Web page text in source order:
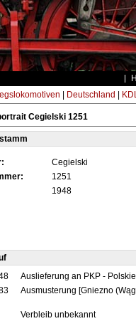
Deutschland
Cegielski 1251
Cegielski
1251
1948
Auslieferung an PKP -
Ausmusterung [Gniezno
Verbleib unbekannt